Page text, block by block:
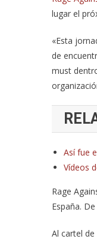
lugar el
«Esta
de
must
Así fue
Vídeos
Rage
España.
Al cartel